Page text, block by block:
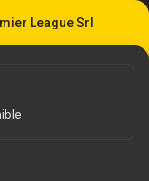
League Srl